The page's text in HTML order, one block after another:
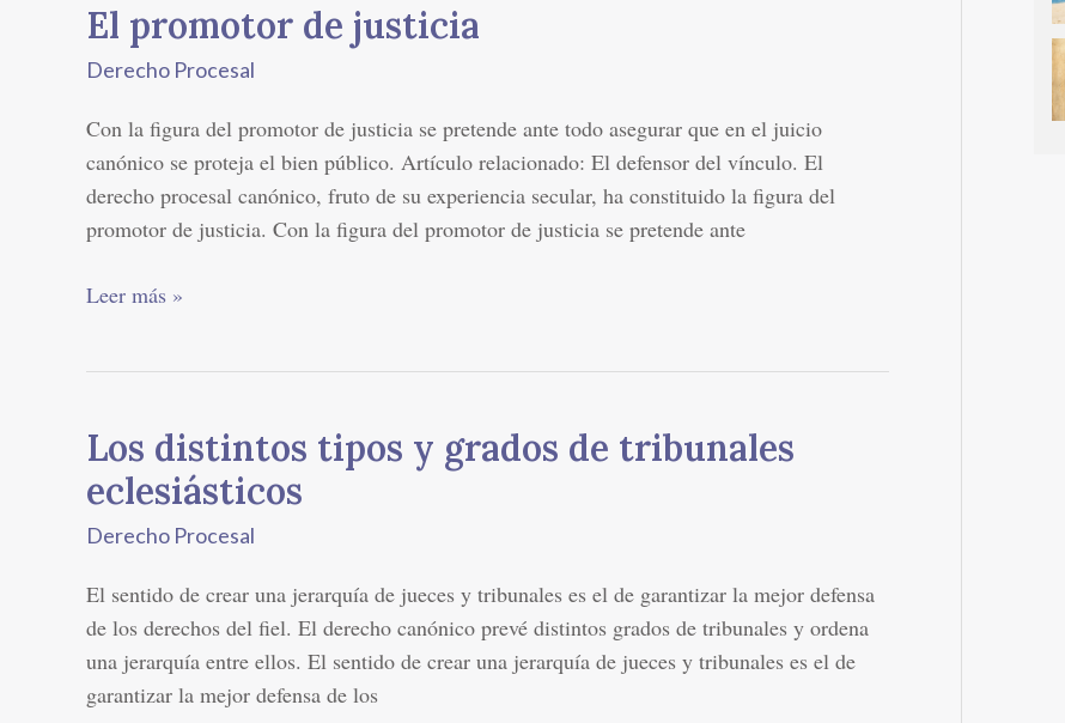
El promotor de justicia
Derecho Procesal
Con la figura del promotor de justicia se pretende ante todo asegurar que en el juicio
canónico se proteja el bien público. Artículo relacionado: El defensor del vínculo. El
derecho procesal canónico, fruto de su experiencia secular, ha constituido la figura del
promotor de justicia. Con la figura del promotor de justicia se pretende ante
El
promotor
de
justicia
Leer más »
Los distintos tipos y grados de tribunales
eclesiásticos
Derecho Procesal
El sentido de crear una jerarquía de jueces y tribunales es el de garantizar la mejor defensa
de los derechos del fiel. El derecho canónico prevé distintos grados de tribunales y ordena
una jerarquía entre ellos. El sentido de crear una jerarquía de jueces y tribunales es el de
garantizar la mejor defensa de los
Los
distintos
tipos
y
de
tribunales
eclesiásticos